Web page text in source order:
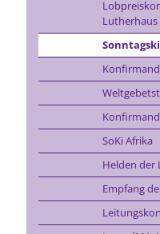
Lutherhaus
SoKi Afrika
Helden der
Empfang